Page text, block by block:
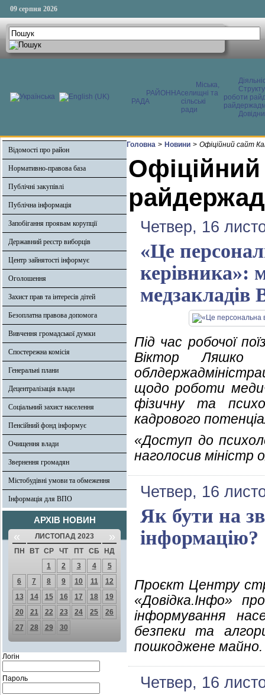
09 серпня 2026
РАЙОННА
РАДА
Міська,
селищні та
сільські
ради
роботи
Відомості про район
Нормативно-правова база
Публічні закупівлі
Публічна інформація
Запобігання проявам корупції
Державний реєстр виборців
Центр зайнятості інформує
Оголошення
Захист прав та інтересів дітей
Безоплатна правова допомога
Вивчення громадської думки
Спостережна комісія
Генеральні плани
Децентралізація влади
Соціальний захист населення
Пенсійний фонд інформує
Очищення влади
Звернення громадян
Містобудівні умови та обмеження
Інформація для ВПО
АРХІВ НОВИН
« ЛИСТОПАД 2023 »
ПН ВТ СР ЧТ ПТ СБ
НД
1
2 3 4
5
6
7 8 9 10 11
12
13
14 15 16 17 18
19
20
21 22 23 24 25
26
27
28 29 30
Логін
Пароль
Головна > Новини > Офіційний сайт
Четвер, 16
«Це
керівника»:
медзакладів
Під час робочої
Віктор Ляшко
щодо роботи
фізичну та
кадрового
«Доступ до
наголосив міністр
Четвер, 16
Як бути на
інформацію?
Проєкт Центру
«Довідка.Інфо»
інформування
безпеки та
пошкоджене майно.
Четвер, 16